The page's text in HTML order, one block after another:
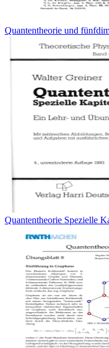
Quantentheorie und
Quantentheorie Spezielle